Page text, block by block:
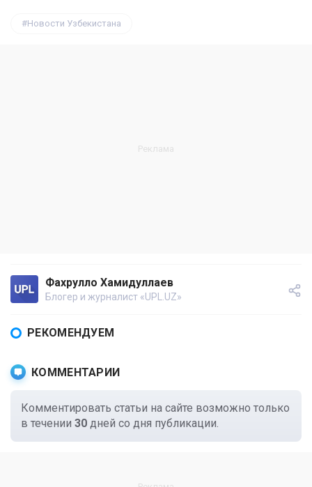
Новости Узбекистана
Фахрулло Хамидуллаев
Блогер и журналист «UPL.UZ»
РЕКОМЕНДУЕМ
КОММЕНТАРИИ
Комментировать статьи на сайте возможно только
в течении 30 дней со дня публикации.